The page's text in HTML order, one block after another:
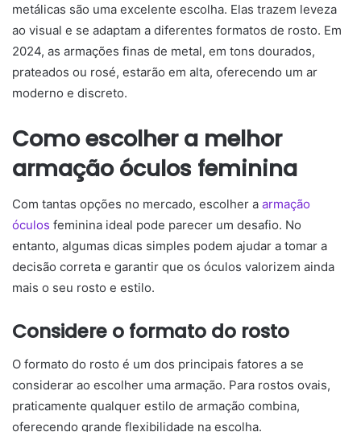
metálicas são uma excelente escolha. Elas trazem leveza
ao visual e se adaptam a diferentes formatos de rosto. Em
2024, as armações finas de metal, em tons dourados,
prateados ou rosé, estarão em alta, oferecendo um ar
moderno e discreto.
Como escolher a melhor
armação óculos feminina
Com tantas opções no mercado, escolher a armação
óculos feminina ideal pode parecer um desafio. No
entanto, algumas dicas simples podem ajudar a tomar a
decisão correta e garantir que os óculos valorizem ainda
mais o seu rosto e estilo.
Considere o formato do rosto
O formato do rosto é um dos principais fatores a se
considerar ao escolher uma armação. Para rostos ovais,
praticamente qualquer estilo de armação combina,
oferecendo grande flexibilidade na escolha.